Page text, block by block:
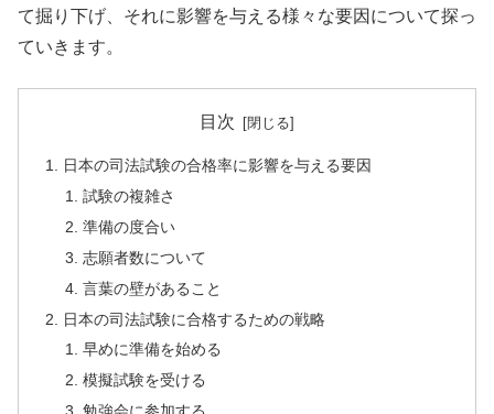
て掘り下げ、それに影響を与える様々な要因について探っ
ていきます。
目次
日本の司法試験の合格率に影響を与える要因
試験の複雑さ
準備の度合い
志願者数について
言葉の壁があること
日本の司法試験に合格するための戦略
早めに準備を始める
模擬試験を受ける